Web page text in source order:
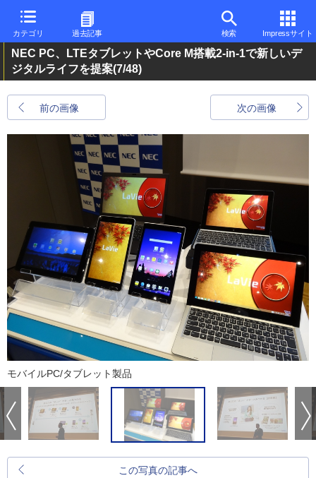
カテゴリ 過去記事 検索 Impressサイト
NEC PC、LTEタブレットやCore M搭載2-in-1で新しいデ
ジタルライフを提案(7/48)
前の画像 次の画像
モバイルPC/タブレット製品
この写真の記事へ